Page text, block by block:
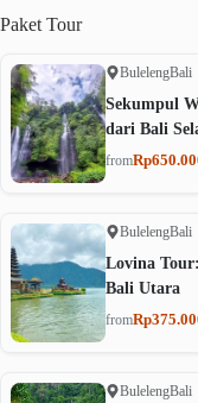
Paket Tour
BulelengBali
Sekumpul
dari Bali
from
BulelengBali
Lovina
Bali Utara
from
BulelengBali